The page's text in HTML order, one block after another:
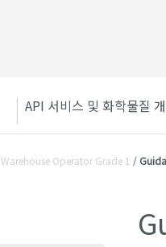
API 서비스 및 화학물질
Warehouse Operator Grade 1 /